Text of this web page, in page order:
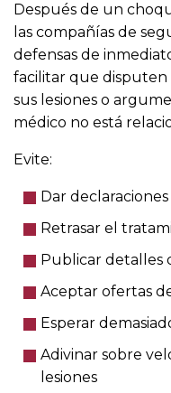
Después de un
las compañías de
defensas de
facilitar que disputen
sus lesiones o
médico no está
Evite:
Dar declaraciones
Retrasar el
Publicar detalles
Aceptar ofertas
Esperar
Adivinar sobre
lesiones